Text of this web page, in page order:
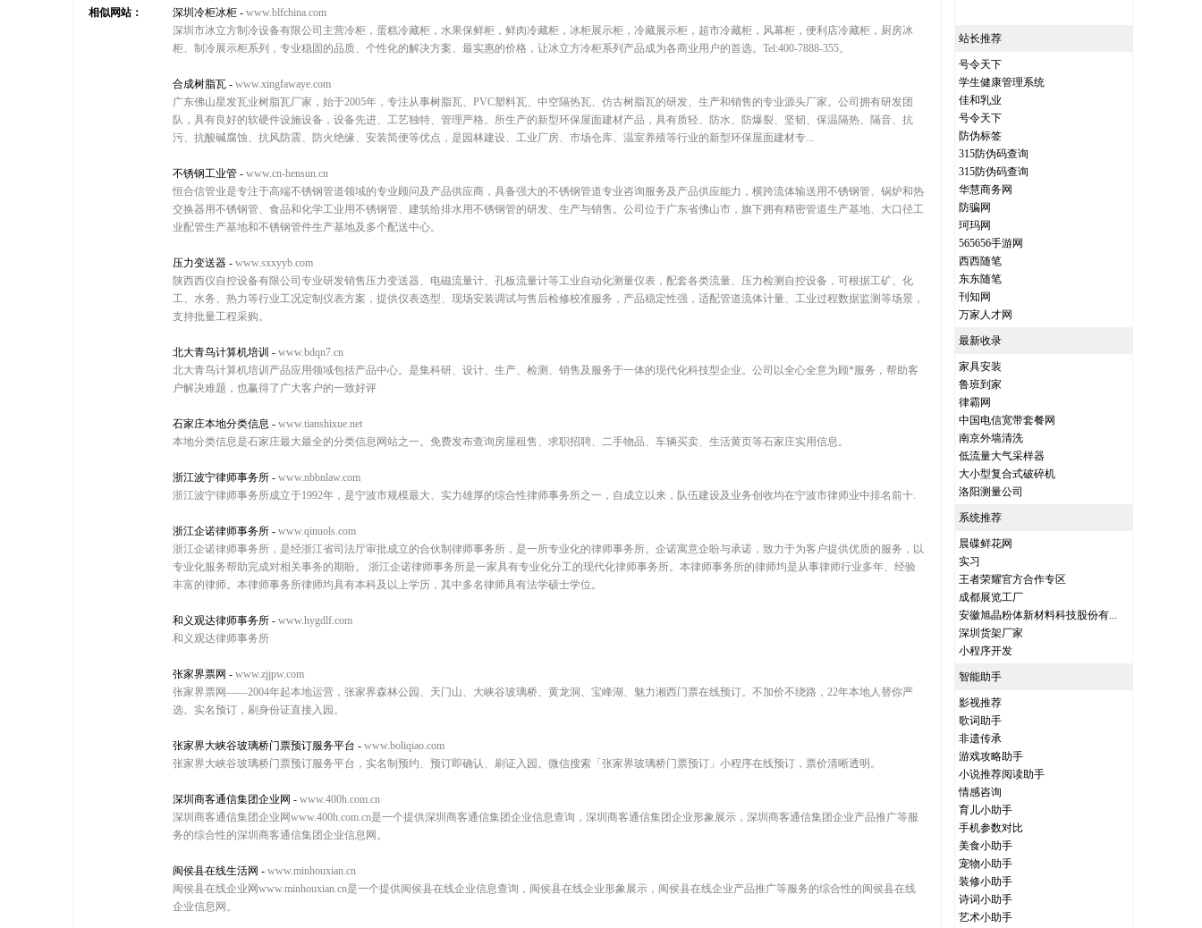
相似网站： 深圳冷柜冰柜 - www.blfchina.com
深圳市冰立方制冷设备有限公司主营冷柜，蛋糕冷藏柜，水果保鲜柜，鲜肉冷藏柜，冰柜展示柜，冷藏展示柜，超市冷藏柜，风幕柜，便利店冷藏柜，厨房冰
柜、制冷展示柜系列，专业稳固的品质、个性化的解决方案、最实惠的价格，让冰立方冷柜系列产品成为各商业用户的首选。Tel:400-7888-355。
合成树脂瓦 - www.xingfawaye.com
广东佛山星发瓦业树脂瓦厂家，始于2005年，专注从事树脂瓦、PVC塑料瓦、中空隔热瓦、仿古树脂瓦的研发、生产和销售的专业源头厂家。公司拥有研发团
队，具有良好的软硬件设施设备，设备先进、工艺独特、管理严格。所生产的新型环保屋面建材产品，具有质轻、防水、防爆裂、坚韧、保温隔热、隔音、抗
污、抗酸碱腐蚀、抗风防震、防火绝缘、安装简便等优点，是园林建设、工业厂房、市场仓库、温室养殖等行业的新型环保屋面建材专...
不锈钢工业管 - www.cn-hensun.cn
恒合信管业是专注于高端不锈钢管道领域的专业顾问及产品供应商，具备强大的不锈钢管道专业咨询服务及产品供应能力，横跨流体输送用不锈钢管、锅炉和热
交换器用不锈钢管、食品和化学工业用不锈钢管、建筑给排水用不锈钢管的研发、生产与销售。公司位于广东省佛山市，旗下拥有精密管道生产基地、大口径工
业配管生产基地和不锈钢管件生产基地及多个配送中心。
压力变送器 - www.sxxyyb.com
陕西西仪自控设备有限公司专业研发销售压力变送器、电磁流量计、孔板流量计等工业自动化测量仪表，配套各类流量、压力检测自控设备，可根据工矿、化
工、水务、热力等行业工况定制仪表方案，提供仪表选型、现场安装调试与售后检修校准服务，产品稳定性强，适配管道流体计量、工业过程数据监测等场景，
支持批量工程采购。
北大青鸟计算机培训 - www.bdqn7.cn
北大青鸟计算机培训产品应用领域包括产品中心。是集科研、设计、生产、检测、销售及服务于一体的现代化科技型企业。公司以全心全意为顾*服务，帮助客
户解决难题，也赢得了广大客户的一致好评
石家庄本地分类信息 - www.tianshixue.net
本地分类信息是石家庄最大最全的分类信息网站之一。免费发布查询房屋租售、求职招聘、二手物品、车辆买卖、生活黄页等石家庄实用信息。
浙江波宁律师事务所 - www.nbbnlaw.com
浙江波宁律师事务所成立于1992年，是宁波市规模最大、实力雄厚的综合性律师事务所之一，自成立以来，队伍建设及业务创收均在宁波市律师业中排名前十.
浙江企诺律师事务所 - www.qinuols.com
浙江企诺律师事务所，是经浙江省司法厅审批成立的合伙制律师事务所，是一所专业化的律师事务所。企诺寓意企盼与承诺，致力于为客户提供优质的服务，以
专业化服务帮助完成对相关事务的期盼。 浙江企诺律师事务所是一家具有专业化分工的现代化律师事务所。本律师事务所的律师均是从事律师行业多年、经验
丰富的律师。本律师事务所律师均具有本科及以上学历，其中多名律师具有法学硕士学位。
和义观达律师事务所 - www.hygdlf.com
和义观达律师事务所
张家界票网 - www.zjjpw.com
张家界票网——2004年起本地运营，张家界森林公园、天门山、大峡谷玻璃桥、黄龙洞、宝峰湖、魅力湘西门票在线预订。不加价不绕路，22年本地人替你严
选。实名预订，刷身份证直接入园。
张家界大峡谷玻璃桥门票预订服务平台 - www.boliqiao.com
张家界大峡谷玻璃桥门票预订服务平台，实名制预约、预订即确认、刷证入园。微信搜索「张家界玻璃桥门票预订」小程序在线预订，票价清晰透明。
深圳商客通信集团企业网 - www.400h.com.cn
深圳商客通信集团企业网www.400h.com.cn是一个提供深圳商客通信集团企业信息查询，深圳商客通信集团企业形象展示，深圳商客通信集团企业产品推广等服
务的综合性的深圳商客通信集团企业信息网。
闽侯县在线生活网 - www.minhouxian.cn
闽侯县在线企业网www.minhouxian.cn是一个提供闽侯县在线企业信息查询，闽侯县在线企业形象展示，闽侯县在线企业产品推广等服务的综合性的闽侯县在线
企业信息网。
站长推荐
号令天下
学生健康管理系统
佳和乳业
号令天下
防伪标签
315防伪码查询
315防伪码查询
华慧商务网
防骗网
珂玛网
565656手游网
西西随笔
东东随笔
刊知网
万家人才网
最新收录
家具安装
鲁班到家
律霸网
中国电信宽带套餐网
南京外墙清洗
低流量大气采样器
大小型复合式破碎机
洛阳测量公司
系统推荐
晨碟鲜花网
实习
王者荣耀官方合作专区
成都展览工厂
安徽旭晶粉体新材料科技股份有...
深圳货架厂家
小程序开发
智能助手
影视推荐
歌词助手
非遗传承
游戏攻略助手
小说推荐阅读助手
情感咨询
育儿小助手
手机参数对比
美食小助手
宠物小助手
装修小助手
诗词小助手
艺术小助手